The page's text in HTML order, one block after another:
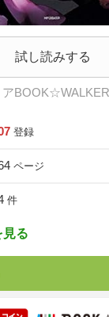
試し読みする
登録
ページ
件
る